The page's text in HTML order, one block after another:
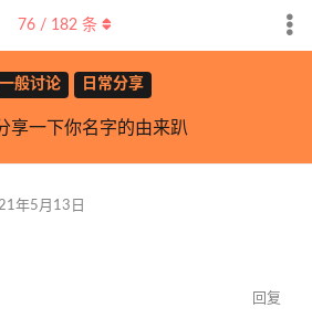
一般讨论 日常分享
享一下你名字的由来趴
76/ 182条
年5月13日
回复